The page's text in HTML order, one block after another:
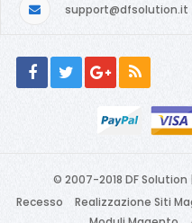
support@dfsolution.it
© 2007-2018 DF Solution
Recesso
Realizzazione Siti